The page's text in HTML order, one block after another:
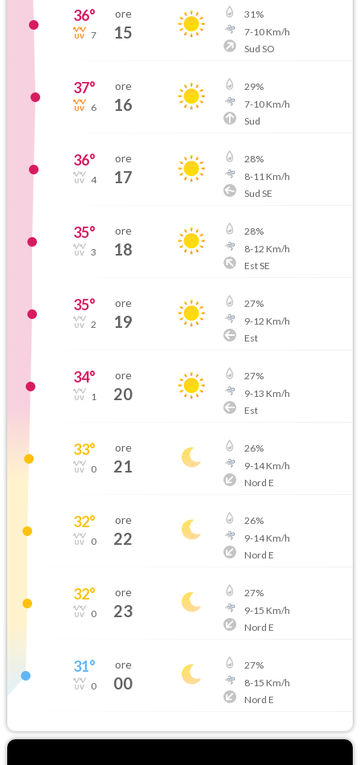
36°
7
ore
15
31%
7-10Km/h
Sud SO
37°
6
ore
16
29%
7-10Km/h
Sud
36°
4
ore
17
28%
8-11 Km/h
Sud SE
35°
3
ore
18
28%
8-12 Km/h
Est SE
35°
2
ore
19
27%
9-12 Km/h
Est
34°
1
ore
20
27%
9-13 Km/h
Est
33°
0
ore
21
26%
9-14Km/h
Nord E
32°
0
ore
22
26%
9-14Km/h
Nord E
32°
0
ore
23
27%
9-15 Km/h
Nord E
31°
0
ore
00
27%
8-15 Km/h
Nord E